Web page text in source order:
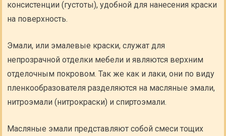
консистенции (густоты), удобной для нанесения краски
на поверхность.
Эмали, или эмалевые краски, служат для
непрозрачной отделки мебели и являются верхним
отделочным покровом. Так же как и лаки, они по виду
пленкообразователя разделяются на масляные эмали,
нитроэмали (нитрокраски) и спиртоэмали.
Масляные эмали представляют собой смеси тощих